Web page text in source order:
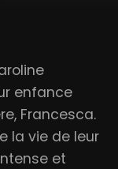
enfance
Francesca.
la vie de leur
et